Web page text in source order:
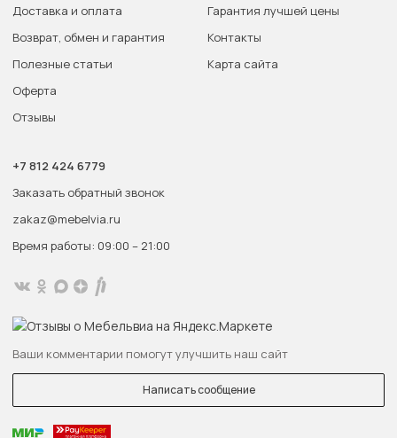
Доставка и оплата
Возврат, обмен и гарантия
Полезные статьи
Оферта
Отзывы
Гарантия лучшей цены
Контакты
Карта сайта
+7 812 424 6779
Заказать обратный звонок
zakaz@mebelvia.ru
Время работы: 09:00 – 21:00
Ваши комментарии помогут улучшить наш сайт
Написать сообщение